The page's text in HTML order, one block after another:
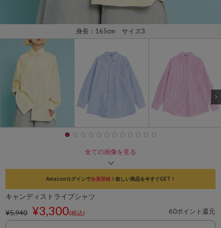
身長：165cm サイズ3
全ての画像を見る
Amazonログインで会員登録！欲しい商品を今すぐGET！
キャンディストライプシャツ
¥5,940
¥3,300(税込) 60ポイント還元